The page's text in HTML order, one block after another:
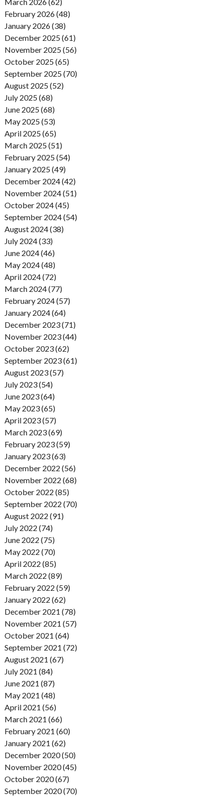
February 2026 (48)
January 2026 (38)
December 2025 (61)
November 2025 (56)
October 2025 (65)
September 2025 (70)
August 2025 (52)
July 2025 (68)
June 2025 (68)
May 2025 (53)
April 2025 (65)
March 2025 (51)
February 2025 (54)
January 2025 (49)
December 2024 (42)
November 2024 (51)
October 2024 (45)
September 2024 (54)
August 2024 (38)
July 2024 (33)
June 2024 (46)
May 2024 (48)
April 2024 (72)
March 2024 (77)
February 2024 (57)
January 2024 (64)
December 2023 (71)
November 2023 (44)
October 2023 (62)
September 2023 (61)
August 2023 (57)
July 2023 (54)
June 2023 (64)
May 2023 (65)
April 2023 (57)
March 2023 (69)
February 2023 (59)
January 2023 (63)
December 2022 (56)
November 2022 (68)
October 2022 (85)
September 2022 (70)
August 2022 (91)
July 2022 (74)
June 2022 (75)
May 2022 (70)
April 2022 (85)
March 2022 (89)
February 2022 (59)
January 2022 (62)
December 2021 (78)
November 2021 (57)
October 2021 (64)
September 2021 (72)
August 2021 (67)
July 2021 (84)
June 2021 (87)
May 2021 (48)
April 2021 (56)
March 2021 (66)
February 2021 (60)
January 2021 (62)
December 2020 (50)
November 2020 (45)
October 2020 (67)
September 2020 (70)